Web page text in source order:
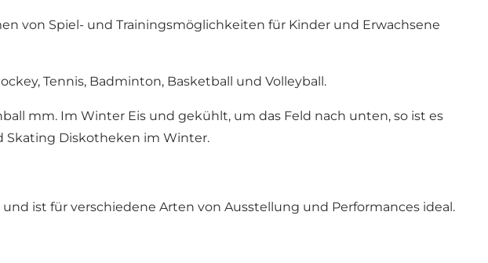
von Spiel- und Trainingsmöglichkeiten für Kinder und Erwachsene
Tennis, Badminton, Basketball und Volleyball.
mm. Im Winter Eis und gekühlt, um das Feld nach unten, so ist es
Skating Diskotheken im Winter.
ist für verschiedene Arten von Ausstellung und Performances ideal.